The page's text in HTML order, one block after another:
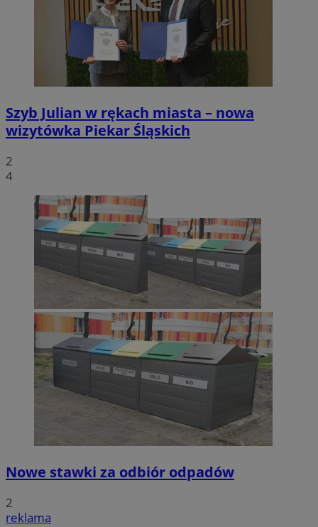
Szyb Julian w rękach miasta – nowa
wizytówka Piekar Śląskich
2
4
Nowe stawki za odbiór odpadów
2
reklama